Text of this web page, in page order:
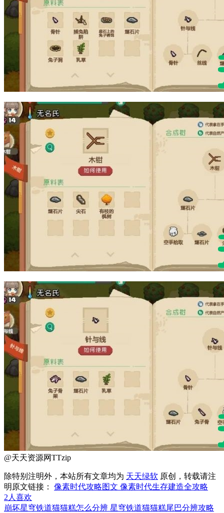
@天天资源网TTzip
除特别注明外，本站所有文章均为 天天绿软 原创，转载请注
明原文链接： 像素时代攻略图文 像素时代生存建造全攻略
2 人喜欢
崩坏星穹铁道猫猫糕怎么分辨 星穹铁道猫猫糕尾巴分辨攻略